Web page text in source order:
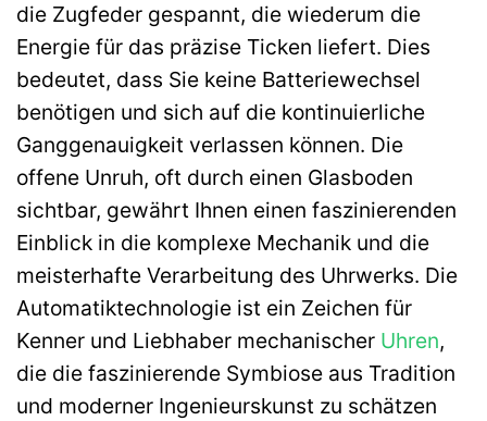
die Zugfeder gespannt, die wiederum die
Energie für das präzise Ticken liefert. Dies
bedeutet, dass Sie keine Batteriewechsel
benötigen und sich auf die kontinuierliche
Ganggenauigkeit verlassen können. Die
offene Unruh, oft durch einen Glasboden
sichtbar, gewährt Ihnen einen faszinierenden
Einblick in die komplexe Mechanik und die
meisterhafte Verarbeitung des Uhrwerks. Die
Automatiktechnologie ist ein Zeichen für
Kenner und Liebhaber mechanischer Uhren,
die die faszinierende Symbiose aus Tradition
und moderner Ingenieurskunst zu schätzen